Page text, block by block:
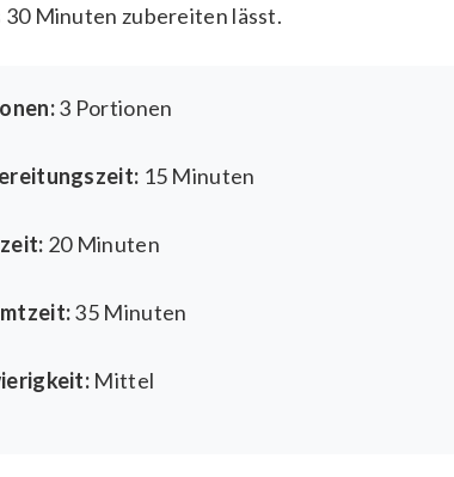
30 Minuten zubereiten lässt.
3 Portionen
15 Minuten
20 Minuten
35 Minuten
Mittel